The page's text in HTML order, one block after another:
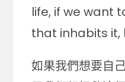
life, if we want
that inhabits it,
如果我們想要自